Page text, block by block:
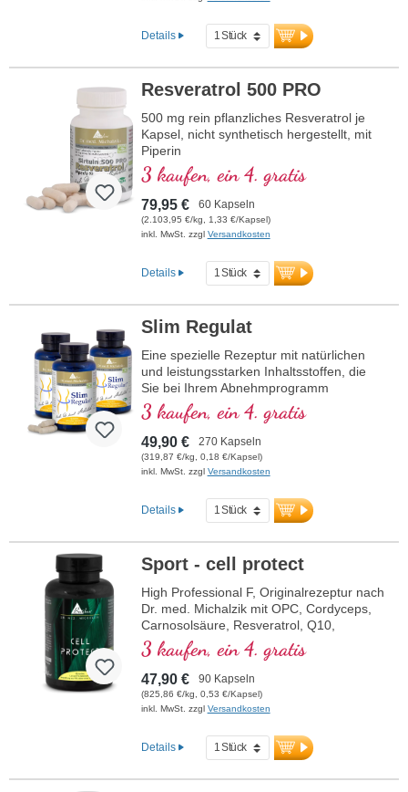
mehr Informationen zu Resveratrol
Details
Resveratrol 500 PRO
500 mg rein pflanzliches Resveratrol je
Kapsel, nicht synthetisch hergestellt, mit
Piperin
3 kaufen, ein 4. gratis
79,95 € 60 Kapseln
(2.103,95 €/kg, 1,33 €/Kapsel)
inkl. MwSt. zzgl Versandkosten
Details
Slim Regulat
Eine spezielle Rezeptur mit natürlichen
und leistungsstarken Inhaltsstoffen, die
Sie bei Ihrem Abnehmprogramm
unterstützt.
3 kaufen, ein 4. gratis
49,90 € 270 Kapseln
(319,87 €/kg, 0,18 €/Kapsel)
inkl. MwSt. zzgl Versandkosten
Details
Sport - cell protect
High Professional F, Originalrezeptur nach
Dr. med. Michalzik mit OPC, Cordyceps,
Carnosolsäure, Resveratrol, Q10,
Glutathion, NADH, Omega 3, Granatapfel
und reinem Vitamin C
3 kaufen, ein 4. gratis
47,90 € 90 Kapseln
(825,86 €/kg, 0,53 €/Kapsel)
inkl. MwSt. zzgl Versandkosten
Details